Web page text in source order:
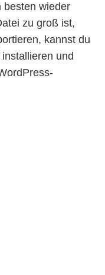
besten wieder
zu groß ist,
kannst du
und